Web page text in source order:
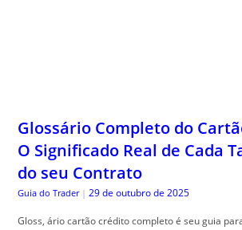
Glossário Completo do
O Significado Real de Cada
do seu Contrato
Guia do Trader | 29 de outubro de 2025
Gloss, ário cartão crédito completo é seu guia